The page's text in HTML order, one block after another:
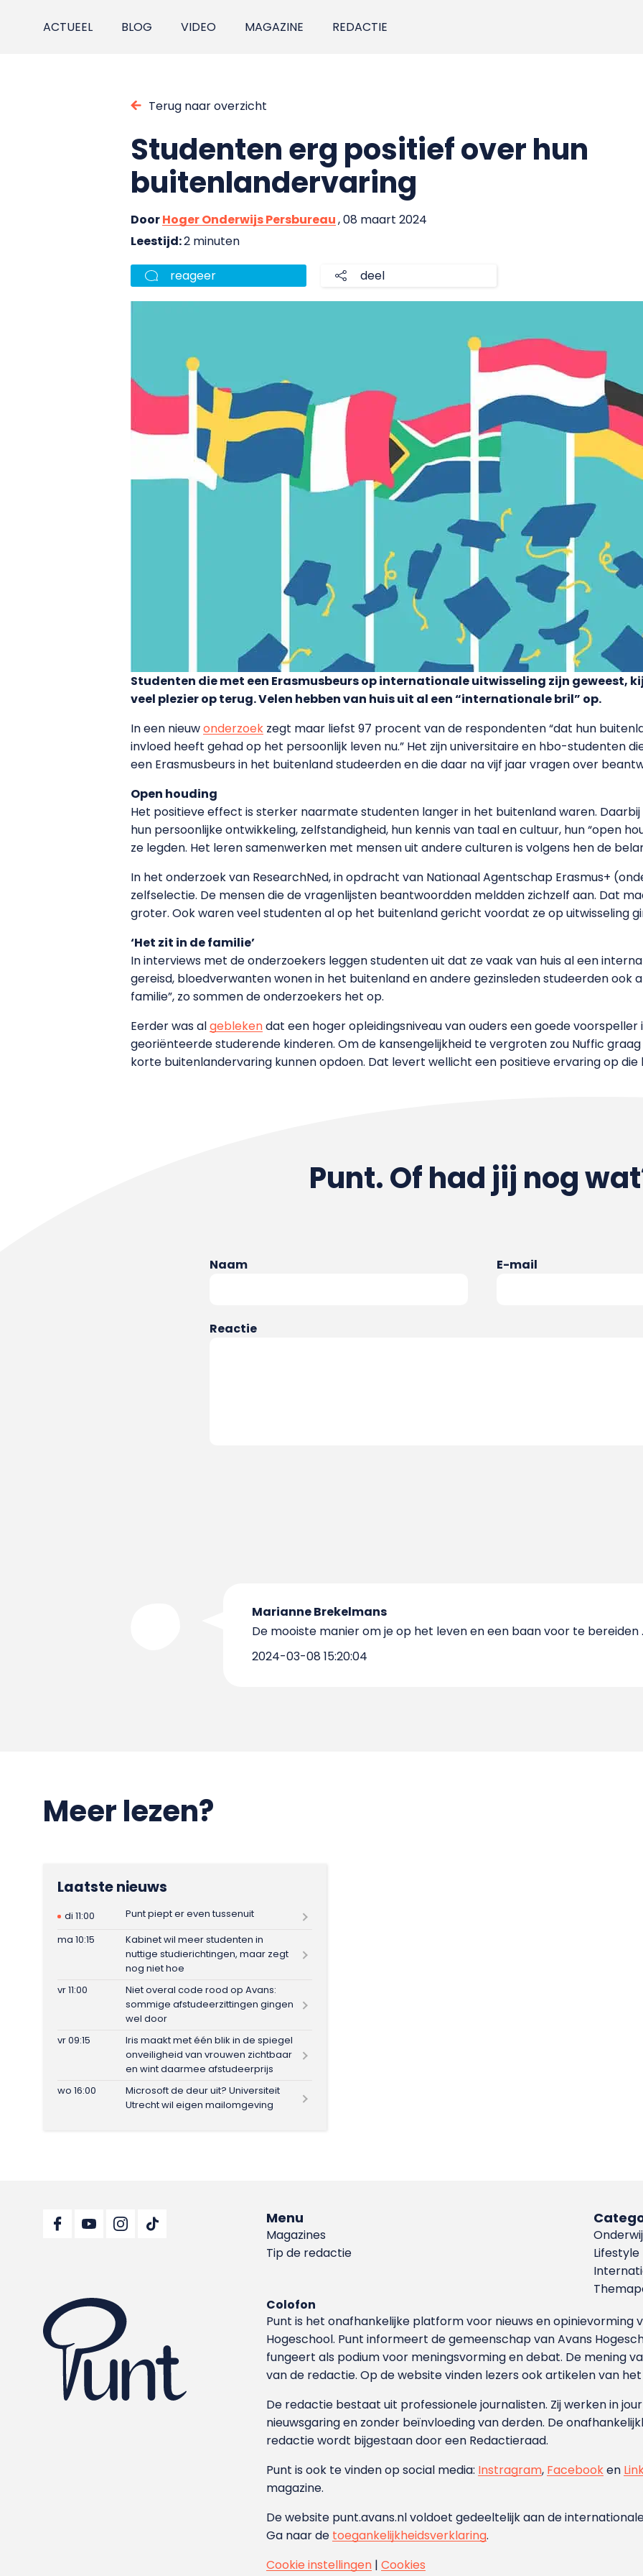
ACTUEEL BLOG VIDEO MAGAZINE REDACTIE
Terug naar overzicht
Studenten erg positief over hun
buitenlandervaring
DoorHoger Onderwijs Persbureau, 08 maart 2024
Leestijd:2 minuten
reageer deel
Studenten die met een Erasmusbeurs op internationale uitwisseling zijn geweest,
veel plezier op terug. Velen hebben van huis uit al een “internationale bril” op.
In een nieuwonderzoek zegt maar liefst 97 procent van de respondenten “dat hun
invloed heeft gehad op het persoonlijk leven nu.” Het zijn universitaire en hbo-studenten
een Erasmusbeurs in het buitenland studeerden en die daar na vijf jaar vragen over
Open houding
Het positieve effect is sterker naarmate studenten langer in het buitenland waren.
hun persoonlijke ontwikkeling, zelfstandigheid, hun kennis van taal en cultuur, hun “open
ze legden. Het leren samenwerken met mensen uit andere culturen is volgens hen de
In het onderzoek van ResearchNed, in opdracht van Nationaal Agentschap Erasmus+
zelfselectie. De mensen die de vragenlijsten beantwoordden meldden zichzelf aan. Dat
groter. Ook waren veel studenten al op het buitenland gericht voordat ze op uitwisseling
‘Het zit in de familie’
In interviews met de onderzoekers leggen studenten uit dat ze vaak van huis al een
gereisd, bloedverwanten wonen in het buitenland en andere gezinsleden studeerden ook
familie”, zo sommen de onderzoekers het op.
Eerder was algeblekendat een hoger opleidingsniveau van ouders een goede
georiënteerde studerende kinderen. Om de kansengelijkheid te vergroten zou Nuffic
korte buitenlandervaring kunnen opdoen. Dat levert wellicht een positieve ervaring op
Punt. Of had jij nog
Naam E-mail
Reactie
Marianne Brekelmans
De mooiste manier om je op het leven en een baan voor te bereiden .
2024-03-08 15:20:04
Meer lezen?
Laatste nieuws
di 11:00
Punt piept er even tussenuit
ma 10:15
Kabinet wil meer studenten in
nuttige studierichtingen, maar zegt
nog niet hoe
vr 11:00
Niet overal code rood op Avans:
sommige afstudeerzittingen gingen
wel door
vr 09:15
Iris maakt met één blik in de spiegel
onveiligheid van vrouwen zichtbaar
en wint daarmee afstudeerprijs
wo 16:00
Microsoft de deur uit? Universiteit
Utrecht wil eigen mailomgeving
Menu
Magazines
Tip de redactie
Lifestyle
Colofon
Punt is het onafhankelijke platform voor nieuws en
Hoge­school. Punt informeert de gemeenschap van Avans
fungeert als podium voor meningsvorming en debat. De mening
van de redactie. Op de website vinden lezers ook artikelen van
De redactie bestaat uit professionele journalisten. Zij werken in
nieuwsgaring en zonder beïnvloeding van derden. De
redactie wordt bijgestaan door een Redactieraad.
Punt is ook te vinden op social media: Instragram, Facebooken
magazine.
De website punt.avans.nl voldoet gedeeltelijk aan de
Ga naar de toegankelijkheidsverklaring.
Cookie instellingen |Cookies